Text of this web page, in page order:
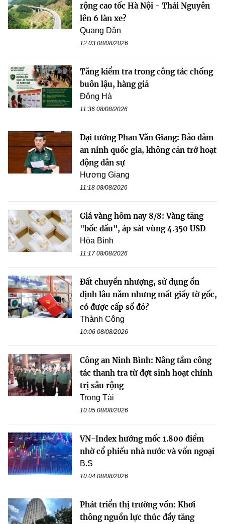
rộng cao tốc Hà Nội - Thái Nguyên
lên 6 làn xe?
Quang Dân
12:03 08/08/2026
Tăng kiểm tra trong công tác chống
buôn lậu, hàng giả
Đông Hà
11:36 08/08/2026
Đại tướng Phan Văn Giang: Bảo đảm
an ninh quốc gia, không cản trở hoạt
động dân sự
Hương Giang
11:18 08/08/2026
Giá vàng hôm nay 8/8: Vàng tăng
"bốc đầu", áp sát vùng 4.350 USD
Hòa Bình
11:17 08/08/2026
Đất chuyển nhượng, sử dụng ổn
định lâu năm nhưng mất giấy tờ gốc,
có được cấp sổ đỏ?
Thành Công
10:06 08/08/2026
Công an Ninh Bình: Nâng tầm công
tác thanh tra từ đợt sinh hoạt chính
trị sâu rộng
Trọng Tài
10:05 08/08/2026
VN-Index hướng mốc 1.800 điểm
nhờ cổ phiếu nhà nước và vốn ngoại
B.S
10:04 08/08/2026
Phát triển thị trường vốn: Khơi
thông nguồn lực thúc đẩy tăng